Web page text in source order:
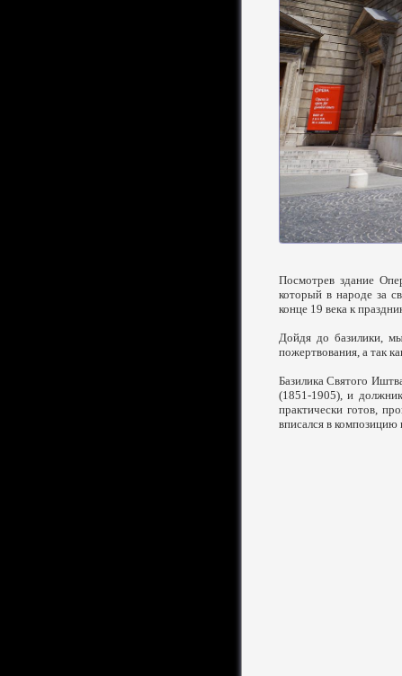
Посмотрев здание
который в народе за
конце 19 века к
Дойдя до базилики,
пожертвования, а так
Базилика Святого
(1851-1905), и
практически готов,
вписался в композицию